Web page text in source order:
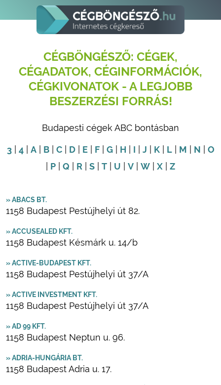
CÉGBÖNGÉSZŐ: CÉGEK,
CÉGADATOK, CÉGINFORMÁCIÓK,
CÉGKIVONATOK - A LEGJOBB
BESZERZÉSI FORRÁS!
Budapesti cégek ABC bontásban
3| 4| A| B| C| D| E| F| G| H I J K| L| M N
O
P Q R S T U V W X Z
» ABACS BT.
1158 Budapest Pestújhelyi út 82.
» ACCUSEALED KFT.
1158 Budapest Késmárk u. 14/b
» ACTIVE-BUDAPEST KFT.
1158 Budapest Pestújhelyi út 37/A
» ACTIVE INVESTMENT KFT.
1158 Budapest Pestújhelyi út 37/A
» AD 99 KFT.
1158 Budapest Neptun u. 96.
» ADRIA-HUNGÁRIA BT.
1158 Budapest Adria u. 17.